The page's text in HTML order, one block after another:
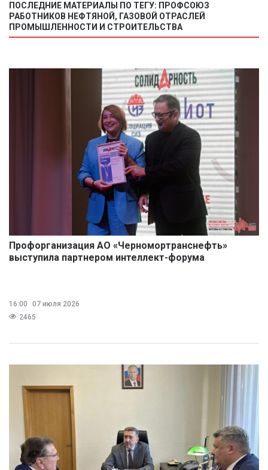
ПОСЛЕДНИЕ МАТЕРИАЛЫ ПО ТЕГУ: ПРОФСОЮЗ
РАБОТНИКОВ НЕФТЯНОЙ, ГАЗОВОЙ ОТРАСЛЕЙ
ПРОМЫШЛЕННОСТИ И СТРОИТЕЛЬСТВА
Профорганизация АО «Черномортранснефть»
выступила партнером интеллект-форума
16:00
07 июля 2026
2465